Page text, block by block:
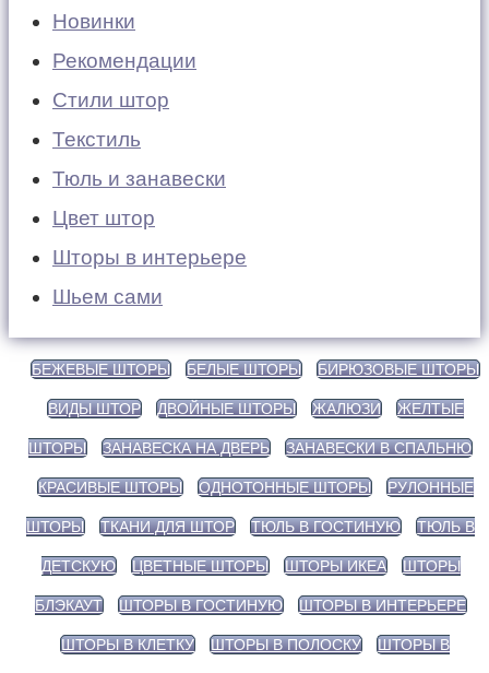
Новинки
Рекомендации
Стили штор
Текстиль
Тюль и занавески
Цвет штор
Шторы в интерьере
Шьем сами
БЕЖЕВЫЕ ШТОРЫ БЕЛЫЕ ШТОРЫ БИРЮЗОВЫЕ ШТОРЫ
ВИДЫ ШТОР ДВОЙНЫЕ ШТОРЫ ЖАЛЮЗИ ЖЕЛТЫЕ
ШТОРЫ ЗАНАВЕСКА НА ДВЕРЬ ЗАНАВЕСКИ В СПАЛЬНЮ
КРАСИВЫЕ ШТОРЫ ОДНОТОННЫЕ ШТОРЫ РУЛОННЫЕ
ШТОРЫ ТКАНИ ДЛЯ ШТОР ТЮЛЬ В ГОСТИНУЮ ТЮЛЬ В
ДЕТСКУЮ ЦВЕТНЫЕ ШТОРЫ ШТОРЫ ИКЕА ШТОРЫ
БЛЭКАУТ ШТОРЫ В ГОСТИНУЮ ШТОРЫ В ИНТЕРЬЕРЕ
ШТОРЫ В КЛЕТКУ ШТОРЫ В ПОЛОСКУ ШТОРЫ В